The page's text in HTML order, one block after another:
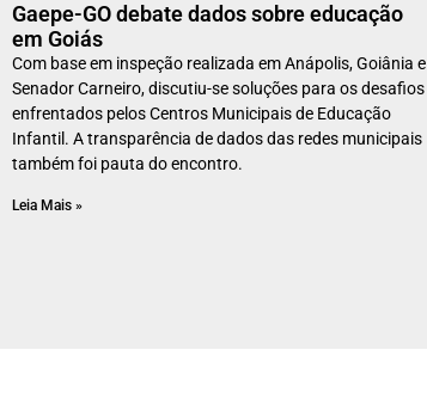
Gaepe-GO debate dados sobre educação
em Goiás
Com base em inspeção realizada em Anápolis, Goiânia e
Senador Carneiro, discutiu-se soluções para os desafios
enfrentados pelos Centros Municipais de Educação
Infantil. A transparência de dados das redes municipais
também foi pauta do encontro.
Leia Mais »